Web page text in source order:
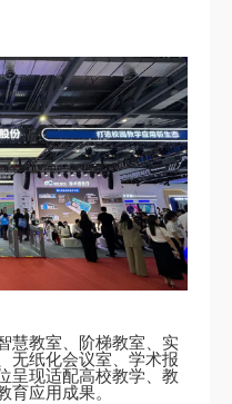
慧教室、阶梯教室、实
无纸化会议室、学术报
呈现适配高校教学、教
育应用成果。